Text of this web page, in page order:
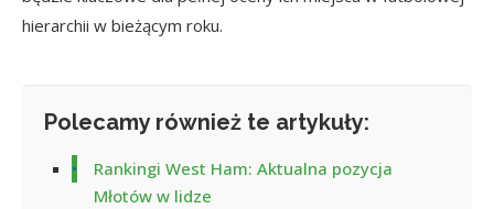
hierarchii w bieżącym roku.
Polecamy również te artykuły:
Rankingi West Ham: Aktualna pozycja
Młotów w lidze